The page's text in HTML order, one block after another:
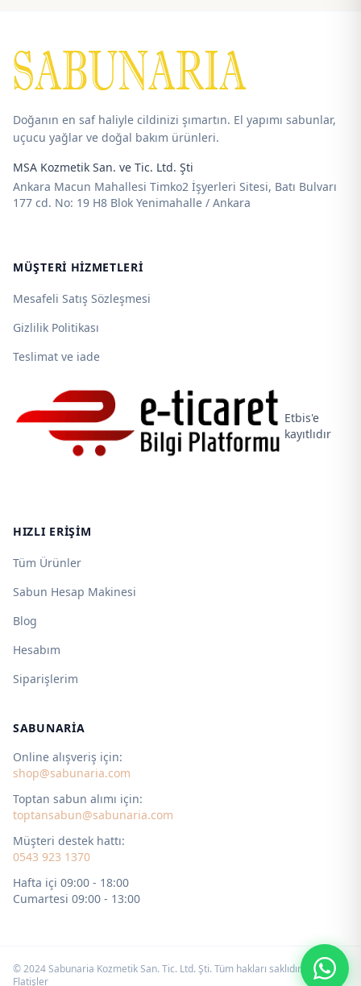
Doğanın en saf haliyle cildinizi şımartın. El yapımı sabunlar,
uçucu yağlar ve doğal bakım ürünleri.
MSA Kozmetik San. ve Tic. Ltd. Şti
Ankara Macun Mahallesi Timko2 İşyerleri Sitesi, Batı Bulvarı
177 cd. No: 19 H8 Blok Yenimahalle / Ankara
MÜŞTERI HIZMETLERI
Mesafeli Satış Sözleşmesi
Gizlilik Politikası
Teslimat ve iade
Etbis'e
kayıtlıdır
HIZLI ERIŞIM
Tüm Ürünler
Sabun Hesap Makinesi
Blog
Hesabım
Siparişlerim
SABUNARIA
Online alışveriş için:
shop@sabunaria.com
Toptan sabun alımı için:
toptansabun@sabunaria.com
Müşteri destek hattı:
0543 923 1370
Hafta içi 09:00 - 18:00
Cumartesi 09:00 - 13:00
© 2024 Sabunaria Kozmetik San. Tic. Ltd. Şti. Tüm hakları saklıdır. by
Flatişler